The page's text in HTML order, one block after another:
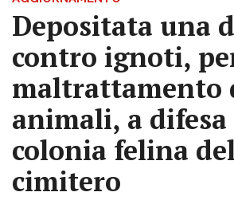
Depositata una
contro ignoti,
maltrattamento
animali, a
colonia felina del
cimitero